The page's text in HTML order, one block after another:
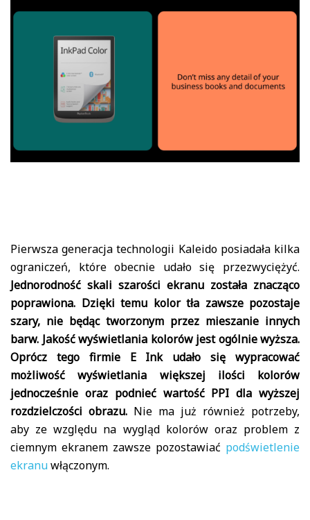
Pierwsza generacja technologii Kaleido posiadała kilka
ograniczeń, które obecnie udało się przezwyciężyć.
Jednorodność skali szarości ekranu została znacząco
poprawiona. Dzięki temu kolor tła zawsze pozostaje
szary, nie będąc tworzonym przez mieszanie innych
barw. Jakość wyświetlania kolorów jest ogólnie wyższa.
Oprócz tego firmie E Ink udało się wypracować
możliwość wyświetlania większej ilości kolorów
jednocześnie oraz podnieć wartość PPI dla wyższej
rozdzielczości obrazu. Nie ma już również potrzeby,
aby ze względu na wygląd kolorów oraz problem z
ciemnym ekranem zawsze pozostawiać podświetlenie
ekranuwłączonym.